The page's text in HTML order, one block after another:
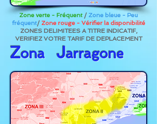
Zone verte - Fréquent / Zone bleue - Peu
fréquent/ Zone rouge - Vérifier la disponibilité
ZONES DELIMITEES A TITRE INDICATIF,
VERIFIEZ VOTRE TARIF DE DEPLACEMENT
Zona Jarragone